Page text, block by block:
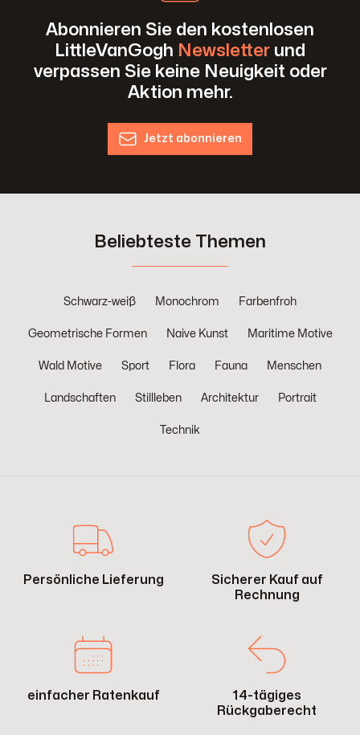
Abonnieren Sie den kostenlosen
LittleVanGogh Newsletter und
verpassen Sie keine Neuigkeit oder
Aktion mehr.
Jetzt abonnieren
Beliebteste Themen
Schwarz-weiß Monochrom Farbenfroh
Geometrische Formen Naive Kunst Maritime Motive
Wald Motive Sport Flora Fauna Menschen
Landschaften Stillleben Architektur Portrait
Technik
Persönliche Lieferung
Sicherer Kauf auf
Rechnung
einfacher Ratenkauf
14-tägiges
Rückgaberecht